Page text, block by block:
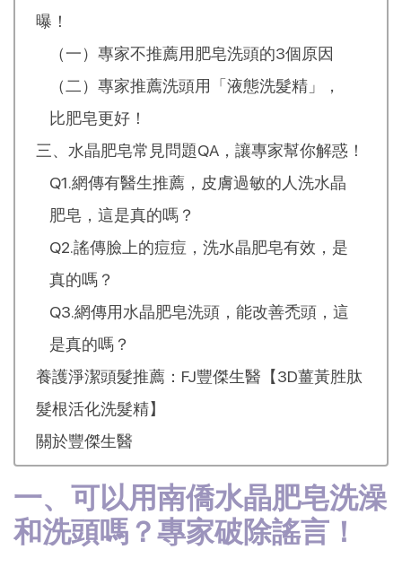
曝！
（一）專家不推薦用肥皂洗頭的3個原因
（二）專家推薦洗頭用「液態洗髮精」，
比肥皂更好！
三、水晶肥皂常見問題QA，讓專家幫你解惑！
Q1.網傳有醫生推薦，皮膚過敏的人洗水晶
肥皂，這是真的嗎？
Q2.謠傳臉上的痘痘，洗水晶肥皂有效，是
真的嗎？
Q3.網傳用水晶肥皂洗頭，能改善禿頭，這
是真的嗎？
養護淨潔頭髮推薦：FJ豐傑生醫【3D薑黃胜肽
髮根活化洗髮精】
關於豐傑生醫
一、可以用南僑水晶肥皂洗澡
和洗頭嗎？專家破除謠言！